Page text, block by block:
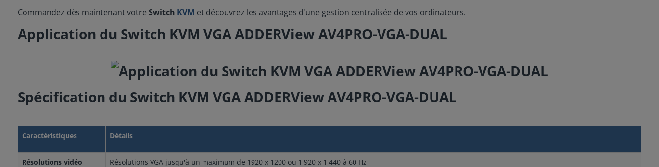
Commandez dès maintenant votre Switch KVM et découvrez les avantages d'une gestion centralisée de vos ordinateurs.
Application du Switch KVM VGA ADDERView AV4PRO-VGA-DUAL
Spécification du Switch KVM VGA ADDERView AV4PRO-VGA-DUAL
Caractéristiques Détails
Résolutions vidéo Résolutions VGA jusqu'à un maximum de 1920 x 1200 ou 1 920 x 1 440 à 60 Hz